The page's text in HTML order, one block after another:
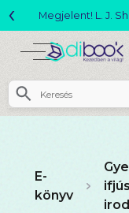
Megjelent! L. J.
‹
E-
könyv